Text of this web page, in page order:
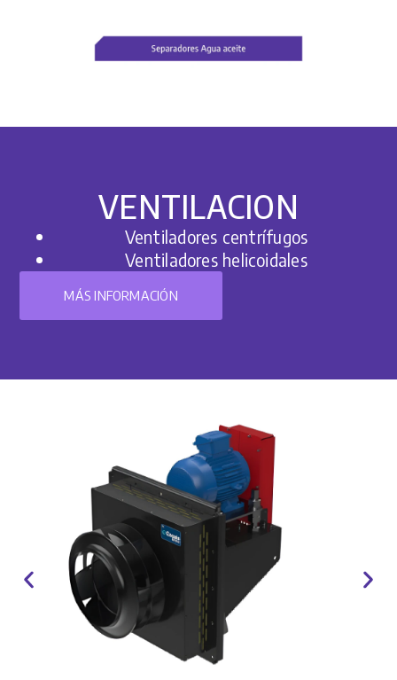
VENTILACION
Ventiladores centrífugos
Ventiladores helicoidales
MÁS INFORMACIÓN